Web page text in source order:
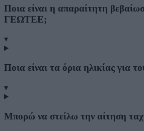
Ποια είναι η απαραίτητη
ΓΕΩΤΕΕ;
▾
Ποια είναι τα όρια ηλικίας για
▾
Μπορώ να στείλω την αίτηση